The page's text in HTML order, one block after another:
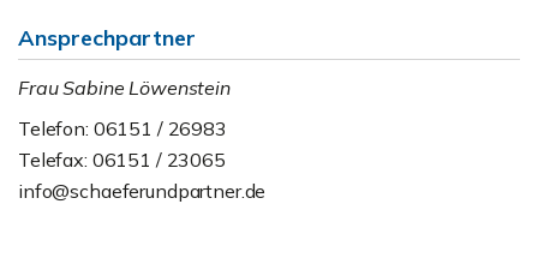
Ansprechpartner
Frau Sabine Löwenstein
Telefon: 06151 / 26983
Telefax: 06151 / 23065
info@schaeferundpartner.de